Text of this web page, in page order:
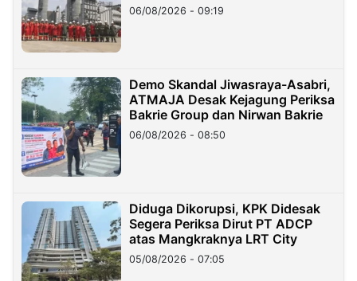
06/08/2026 - 09:19
Demo Skandal Jiwasraya-Asabri,
ATMAJA Desak Kejagung Periksa
Bakrie Group dan Nirwan Bakrie
06/08/2026 - 08:50
Diduga Dikorupsi, KPK Didesak
Segera Periksa Dirut PT ADCP
atas Mangkraknya LRT City
05/08/2026 - 07:05